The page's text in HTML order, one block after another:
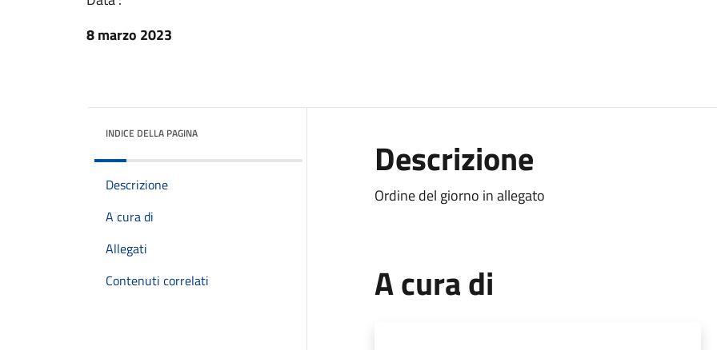
8 marzo 2023
INDICE DELLA PAGINA
Descrizione
A cura di
Allegati
Contenuti correlati
Descrizione
Ordine del giorno in allegato
A cura di